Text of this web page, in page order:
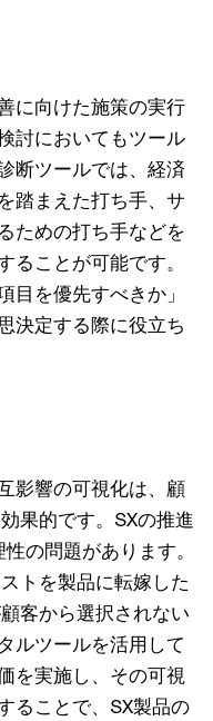
に向けた施策の実行
討においてもツール
断ツールでは、経済
踏まえた打ち手、サ
ための打ち手などを
ることが可能です。
目を優先すべきか」
決定する際に役立ち
影響の可視化は、顧
果的です。SXの推進
の問題があります。
トを製品に転嫁した
客から選択されない
ルツールを活用して
を実施し、その可視
ることで、SX製品の